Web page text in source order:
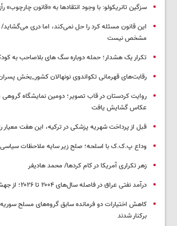
سزگین تانریکولو: با وجود انتقادها به «قانون
مشخص نیست
تکرار یک هشدار؛ حمله دوباره سگ های بلاصاحب به کودک ۹ ساله در
رقابت‌های قهرمانی تکواندوی نونهالان کشور_بخش
عکاس گشایش یافت
قبل از پرداخت شهریه پزشکی در ترکیه، این هفت معیار
وداع پ.ک.ک با اسلحه؛ صلح زیر سایه ملاحظات سیاسی
زهر تکراری آمریکا در کام کردها/ محمد هادیفر
درآمد نفتی عراق در فاصله سال‌های ۲۰۰۴ تا ۲۰۲۶؛ از جهش تاریخی تا نوسان‌های شدید
کاهش اختیارات دو فرمانده سابق گروه‌های مسلح
برکنار شدند